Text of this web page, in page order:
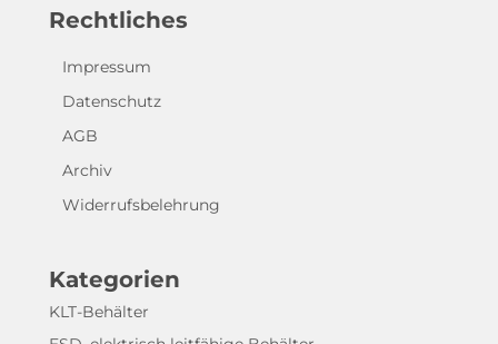
Rechtliches
Impressum
Datenschutz
AGB
Archiv
Widerrufsbelehrung
Kategorien
KLT-Behälter